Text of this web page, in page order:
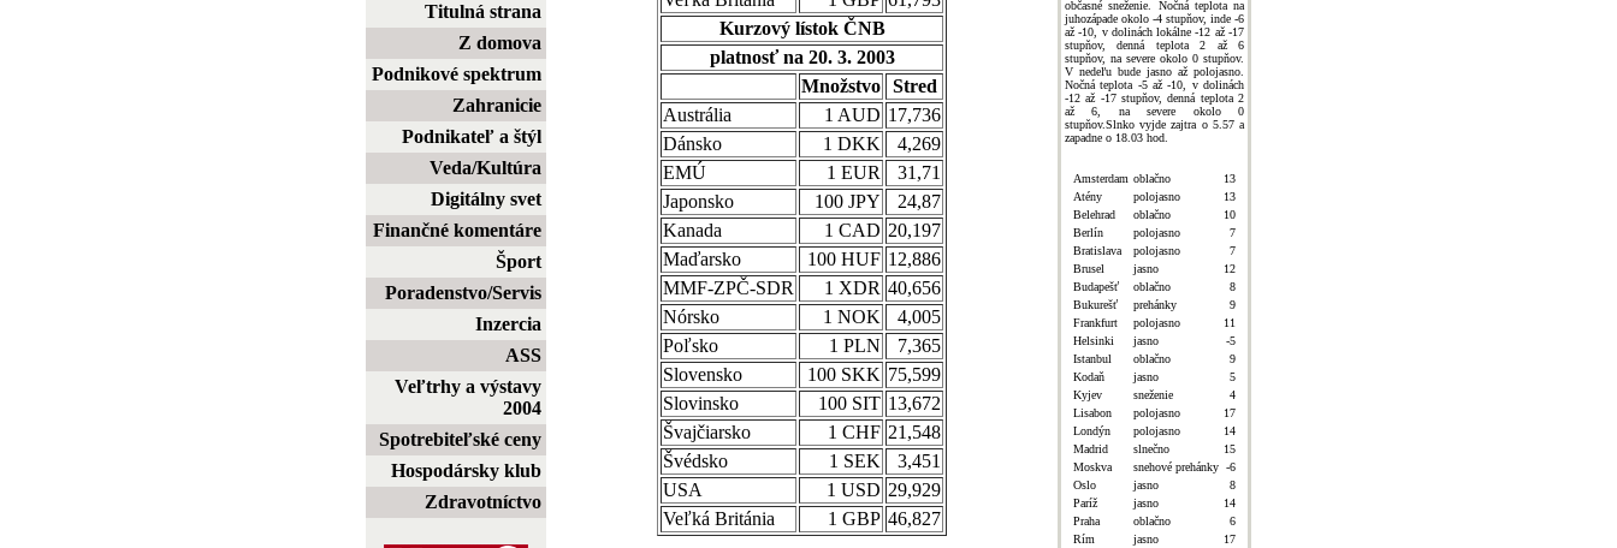
Titulná strana
Z domova
Podnikové spektrum
Zahranicie
Podnikateľ a štýl
Veda/Kultúra
Digitálny svet
Finančné komentáre
Šport
Poradenstvo/Servis
Inzercia
ASS
Veľtrhy a výstavy
2004
Spotrebiteľské ceny
Hospodársky klub
Zdravotníctvo
Kurzový lístok ČNB
platnosť na 20. 3. 2003
Množstvo Stred
Austrália
1 AUD 17,736
Dánsko
1 DKK
4,269
EMÚ
1 EUR
31,71
Japonsko
100 JPY
24,87
Kanada
1 CAD 20,197
Maďarsko
100 HUF 12,886
MMF-ZPČ-SDR
1 XDR 40,656
Nórsko
1 NOK
4,005
Poľsko
1 PLN
7,365
Slovensko
100 SKK 75,599
Slovinsko
100 SIT 13,672
Švajčiarsko
1 CHF 21,548
Švédsko
1 SEK
3,451
USA
1 USD 29,929
Veľká Británia
1 GBP 46,827
občasné sneženie. Nočná teplota na
juhozápade okolo -4 stupňov, inde -6
až -10, v dolinách lokálne -12 až -17
stupňov, denná teplota 2 až 6
stupňov, na severe okolo 0 stupňov.
V nedeľu bude jasno až polojasno.
Nočná teplota -5 až -10, v dolinách
-12 až -17 stupňov, denná teplota 2
až 6, na severe okolo 0
stupňov.Slnko vyjde zajtra o 5.57 a
zapadne o 18.03 hod.
Amsterdam oblačno
13
Atény
polojasno
13
Belehrad
oblačno
10
Berlín
polojasno
7
Bratislava
polojasno
7
Brusel
jasno
12
Budapešť
oblačno
8
Bukurešť
prehánky
9
Frankfurt
polojasno
11
Helsinki
jasno
-5
Istanbul
oblačno
9
Kodaň
jasno
5
Kyjev
sneženie
4
Lisabon
polojasno
17
Londýn
polojasno
14
Madrid
slnečno
15
Moskva
snehové prehánky -6
Oslo
jasno
8
Paríž
jasno
14
Praha
oblačno
6
Rím
jasno
17